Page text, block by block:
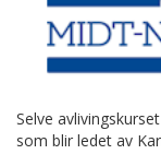
Selve
som blir ledet av